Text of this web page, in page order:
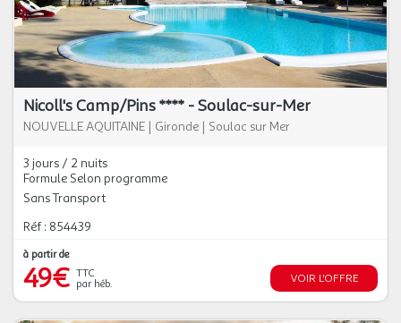
Nicoll's Camp/Pins **** - Soulac-sur-Mer
NOUVELLE AQUITAINE | Gironde | Soulac sur Mer
3 jours / 2 nuits
Formule Selon programme
Sans Transport
Réf : 854439
à partir de
49€ TTC
par héb.
VOIR L'OFFRE